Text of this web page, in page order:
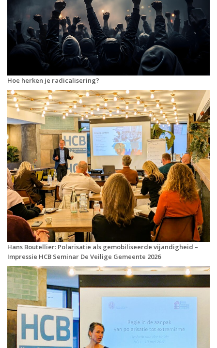
Hoe herken je radicalisering?
Hans Boutellier: Polarisatie als gemobiliseerde vijandigheid –
Impressie HCB Seminar De Veilige Gemeente 2026